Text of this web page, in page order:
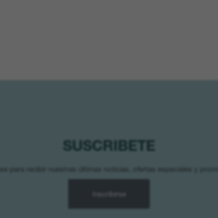
SUSCRIBETE
Inscribirse